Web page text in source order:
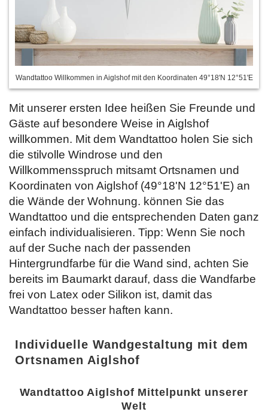
Wandtattoo Willkommen in Aiglshof mit den Koordinaten 49°18'N 12°51'E
Mit unserer ersten Idee heißen Sie Freunde und
Gäste auf besondere Weise in Aiglshof
willkommen. Mit dem Wandtattoo holen Sie sich
die stilvolle Windrose und den
Willkommensspruch mitsamt Ortsnamen und
Koordinaten von Aiglshof (49°18'N 12°51'E) an
die Wände der Wohnung. können Sie das
Wandtattoo und die entsprechenden Daten ganz
einfach individualisieren. Tipp: Wenn Sie noch
auf der Suche nach der passenden
Hintergrundfarbe für die Wand sind, achten Sie
bereits im Baumarkt darauf, dass die Wandfarbe
frei von Latex oder Silikon ist, damit das
Wandtattoo besser haften kann.
Individuelle Wandgestaltung mit dem
Ortsnamen Aiglshof
Wandtattoo Aiglshof Mittelpunkt unserer
Welt